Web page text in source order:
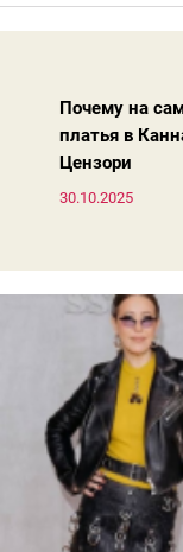
моды. Вовсе
Почему на
платья в
Цензори
30.10.2025